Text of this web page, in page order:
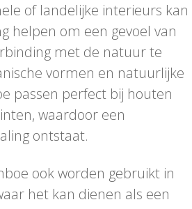
of landelijke interieurs kan
helpen om een gevoel van
met de natuur te
vormen en natuurlijke
passen perfect bij houten
waardoor een
ontstaat.
ook worden gebruikt in
het kan dienen als een